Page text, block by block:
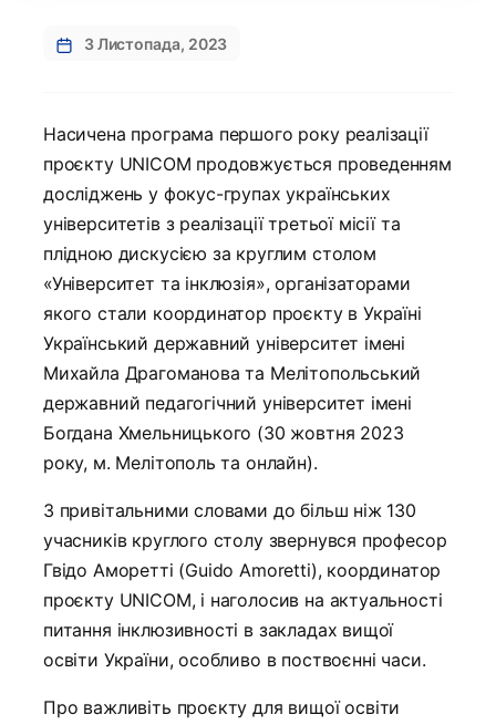
3 Листопада, 2023
Насичена програма першого року реалізації
проєкту UNICOM продовжується проведенням
досліджень у фокус-групах українських
університетів з реалізації третьої місії та
плідною дискусією за круглим столом
«Університет та інклюзія», організаторами
якого стали координатор проєкту в Україні
Український державний університет імені
Михайла Драгоманова та Мелітопольський
державний педагогічний університет імені
Богдана Хмельницького (30 жовтня 2023
року, м. Мелітополь та онлайн).
З привітальними словами до більш ніж 130
учасників круглого столу звернувся професор
Гвідо Аморетті (Guido Amoretti), координатор
проєкту UNICOM, і наголосив на актуальності
питання інклюзивності в закладах вищої
освіти України, особливо в поствоєнні часи.
Про важливіть проєкту для вищої освіти